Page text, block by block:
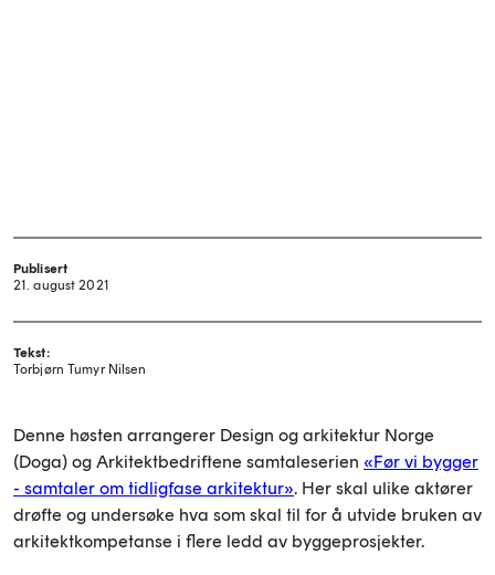
Publisert
21. august 2021
Tekst:
Torbjørn Tumyr Nilsen
Denne høsten arrangerer Design og arkitektur Norge
(Doga) og Arkitektbedriftene samtaleserien «Før vi bygger
- samtaler om tidligfase arkitektur». Her skal ulike aktører
drøfte og undersøke hva som skal til for å utvide bruken av
arkitektkompetanse i flere ledd av byggeprosjekter.